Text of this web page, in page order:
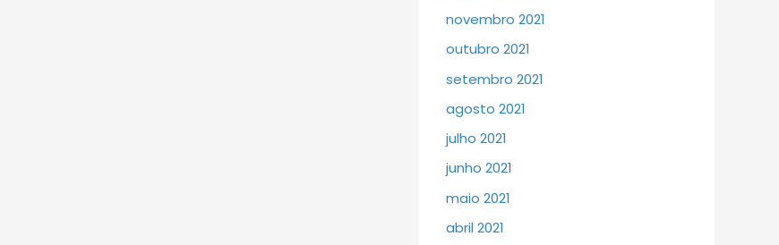
novembro 2021
outubro 2021
setembro 2021
agosto 2021
julho 2021
junho 2021
maio 2021
abril 2021